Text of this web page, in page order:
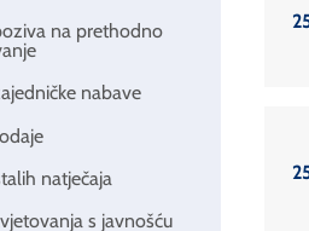
na prethodno
nabave
natječaja
s javnošću